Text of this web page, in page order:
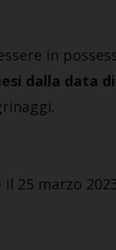
in
dalla data
25 marzo